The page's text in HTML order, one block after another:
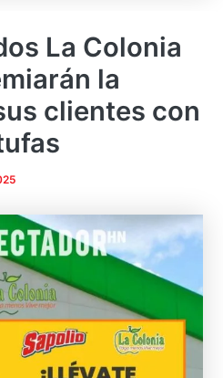
La Colonia
la
clientes con